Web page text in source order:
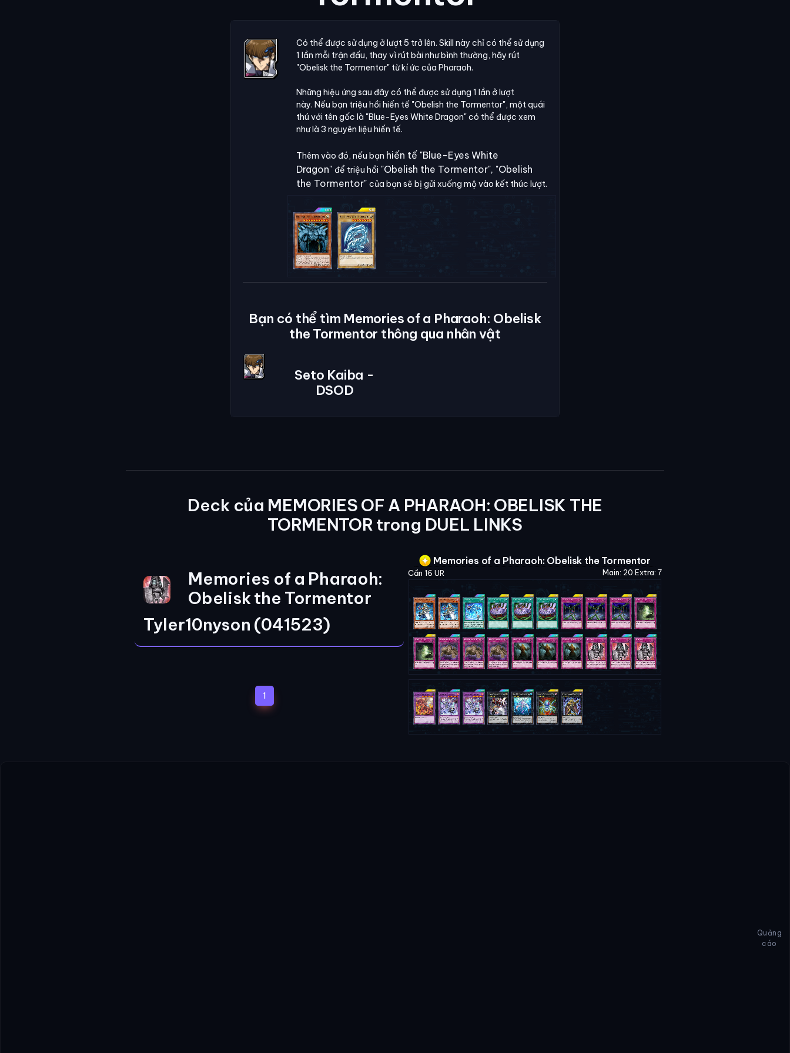
Có thể được sử dụng ở lượt 5 trở lên. Skill này chỉ có thể sử dụng
1 lần mỗi trận đấu, thay vì rút bài như bình thường, hãy rút
"Obelisk the Tormentor" từ kí ức của Pharaoh.
Những hiệu ứng sau đây có thể được sử dụng 1 lần ở lượt
này. Nếu bạn triệu hồi hiến tế "Obelish the Tormentor", một quái
thú với tên gốc là "Blue-Eyes White Dragon" có thể được xem
như là 3 nguyên liệu hiến tế.
Thêm vào đó, nếu bạn hiến tế "Blue-Eyes White
Dragon"để triệu hồi "Obelish the Tormentor", "Obelish
the Tormentor"của bạn sẽ bị gửi xuống mộ vào kết thúc lượt.
Bạn có thể tìm Memories of a Pharaoh: Obelisk
the Tormentor thông qua nhân vật
Seto Kaiba -
DSOD
Deck của MEMORIES OF A PHARAOH: OBELISK THE
TORMENTOR trong DUEL LINKS
Memories of a Pharaoh:
Obelisk the Tormentor
Tyler10nyson (041523)
Memories of a Pharaoh: Obelisk the Tormentor
Cần 16 UR Main: 20 Extra: 7
1